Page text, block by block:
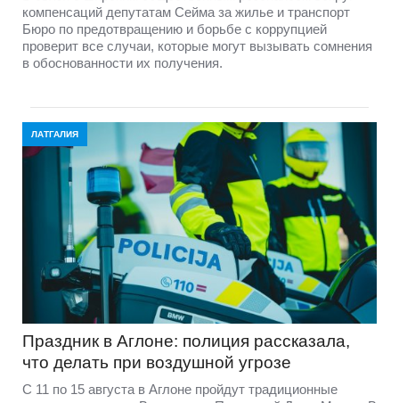
компенсаций депутатам Сейма за жилье и транспорт
Бюро по предотвращению и борьбе с коррупцией
проверит все случаи, которые могут вызывать сомнения
в обоснованности их получения.
ЛАТГАЛИЯ
Праздник в Аглоне: полиция рассказала,
что делать при воздушной угрозе
С 11 по 15 августа в Аглоне пройдут традиционные